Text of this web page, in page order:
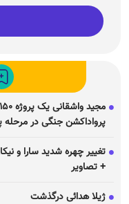
پرواداکشن جنگی در مرحله
+ تصاویر
ژیلا هدائی درگذشت